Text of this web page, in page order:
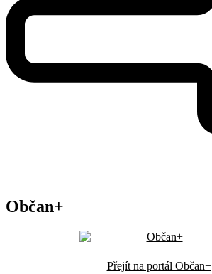
Občan+
Přejít na portál Občan+